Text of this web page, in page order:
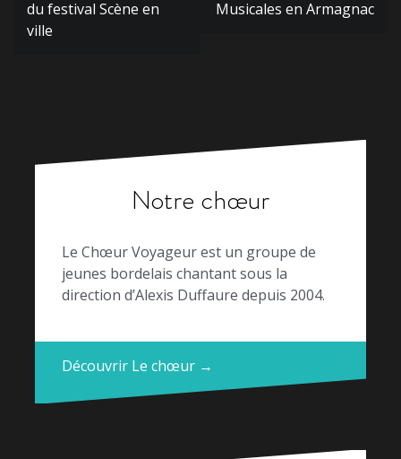
l’article
du festival Scène en
ville
Musicales en Armagnac
Notre chœur
Le Chœur Voyageur est un groupe de
jeunes bordelais chantant sous la
direction d’Alexis Duffaure depuis 2004.
Découvrir Le chœur →